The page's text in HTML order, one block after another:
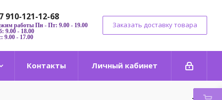
910-121-12-68
работы Пн - Пт: 9.00 - 19.00
9.00 - 18.00
9.00 - 17.00
Заказать доставку товара
Контакты Личный кабинет